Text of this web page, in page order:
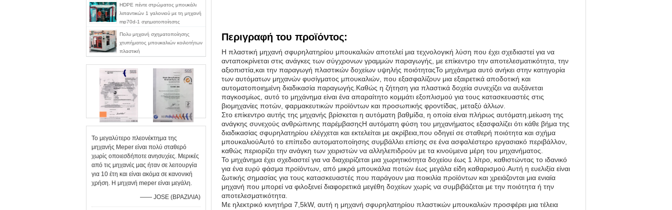
HDPE πέντε στρώματος μπουκάλι
λιπαντικών 1 γαλονιού με τη μηχανή
mp70d-1 σχηματοποίησης
άποψης
Πολυ μηχανή σχηματοποίησης
χτυπήματος μπουκαλιών κοιλοτήτων
πλαστική
Το μεγαλύτερο πλεονέκτημα της
μηχανής Meper είναι πολύ σταθερό
χωρίς οποιεσδήποτε ανησυχίες. Μερικές
από τις μηχανές μας ήταν σε λειτουργία
για 10 έτη και είναι ακόμα σε κανονική
χρήση. Η μηχανή meper είναι μεγάλη.
—— JOSE (ΒΡΑΖΙΛΙΑ)
Περιγραφή του προϊόντος:
Η πλαστική μηχανή σφυρηλατηρίου μπουκαλιών αποτελεί μια τεχνολογική λύση που έχει σχεδιαστεί για να
ανταποκρίνεται στις ανάγκες των σύγχρονων γραμμών παραγωγής, με επίκεντρο την αποτελεσματικότητα, την
αξιοπιστία,και την παραγωγή πλαστικών δοχείων υψηλής ποιότηταςΤο μηχάνημα αυτό ανήκει στην κατηγορία
των αυτόματων μηχανών φυσίγματος μπουκαλιών, που εξασφαλίζουν μια εξαιρετικά αποδοτική και
αυτοματοποιημένη διαδικασία παραγωγής.Καθώς η ζήτηση για πλαστικά δοχεία συνεχίζει να αυξάνεται
παγκοσμίως, αυτό το μηχάνημα είναι ένα απαραίτητο κομμάτι εξοπλισμού για τους κατασκευαστές στις
βιομηχανίες ποτών, φαρμακευτικών προϊόντων και προσωπικής φροντίδας, μεταξύ άλλων.
Στο επίκεντρο αυτής της μηχανής βρίσκεται η αυτόματη βαθμίδα, η οποία είναι πλήρως αυτόματη.μείωση της
ανάγκης συνεχούς ανθρώπινης παρέμβασηςΗ αυτόματη φύση του μηχανήματος εξασφαλίζει ότι κάθε βήμα της
διαδικασίας σφυρηλατηρίου ελέγχεται και εκτελείται με ακρίβεια,που οδηγεί σε σταθερή ποιότητα και σχήμα
μπουκαλιούΑυτό το επίπεδο αυτοματοποίησης συμβάλλει επίσης σε ένα ασφαλέστερο εργασιακό περιβάλλον,
καθώς περιορίζει την ανάγκη των χειριστών να αλληλεπιδρούν με τα κινούμενα μέρη του μηχανήματος.
Το μηχάνημα έχει σχεδιαστεί για να διαχειρίζεται μια χωρητικότητα δοχείου έως 1 λίτρο, καθιστώντας το ιδανικό
για ένα ευρύ φάσμα προϊόντων, από μικρά μπουκάλια ποτών έως μεγάλα είδη καθαρισμού.Αυτή η ευελιξία είναι
ζωτικής σημασίας για τους κατασκευαστές που παράγουν μια ποικιλία προϊόντων και χρειάζονται μια ενιαία
μηχανή που μπορεί να φιλοξενεί διαφορετικά μεγέθη δοχείων χωρίς να συμβιβάζεται με την ποιότητα ή την
αποτελεσματικότητα.
Με ηλεκτρικό κινητήρα 7,5kW, αυτή η μηχανή σφυρηλατηρίου πλαστικών μπουκαλιών προσφέρει μια τέλεια